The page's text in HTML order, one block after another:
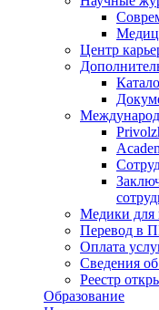
Центр
Медики для
Перевод в
Оплата
Сведения
Реестр
Образование